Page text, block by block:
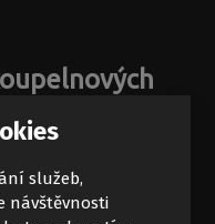
e-mail
služeb,
návštěvnosti